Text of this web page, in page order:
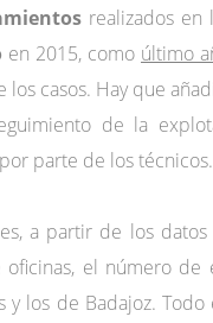
realizados
en 2015, como último
los casos. Hay que
de la
parte de los técnicos.
a partir de los
el número de
los de Badajoz.